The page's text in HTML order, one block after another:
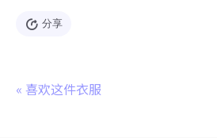
分享
« 喜欢这件衣服